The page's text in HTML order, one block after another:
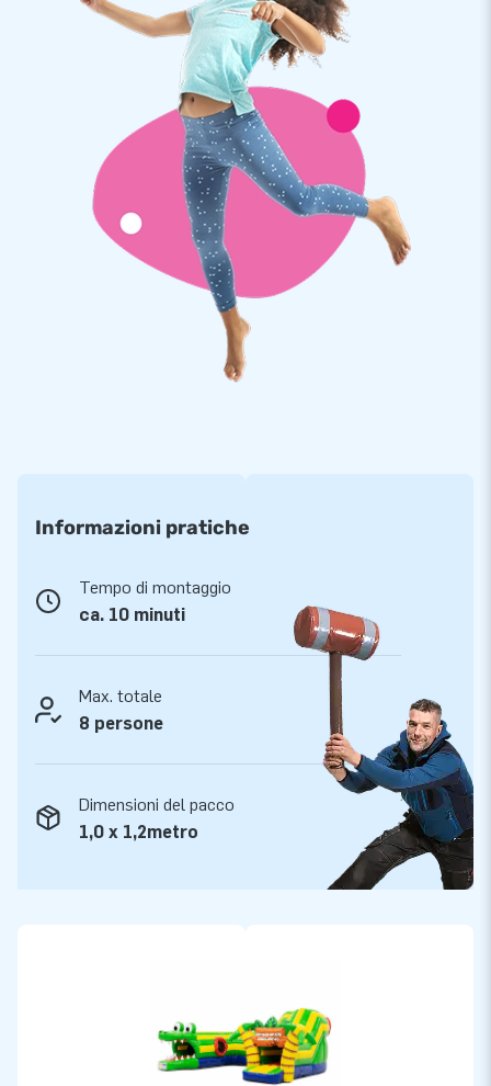
Informazioni pratiche
Tempo di montaggio
ca. 10 minuti
Max. totale
8 persone
Dimensioni del pacco
1,0 x 1,2metro